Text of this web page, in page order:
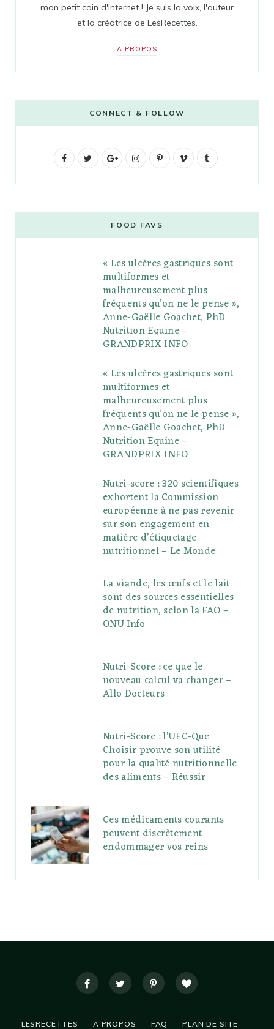
mon petit coin d'Internet ! Je suis la voix, l'auteur
et la créatrice de LesRecettes.
A PROPOS
CONNECT & FOLLOW
F
b
t
G
g
l
e
P
l
s
I
t
a
g
r
a
m
P
e
r
e
s
V
o
l
r
FOOD FAVS
« Les ulcères gastriques sont
multiformes et
malheureusement plus
fréquents qu’on ne le pense »,
Anne-Gaëlle Goachet, PhD
Nutrition Equine –
GRANDPRIX INFO
« Les ulcères gastriques sont
multiformes et
malheureusement plus
fréquents qu’on ne le pense »,
Anne-Gaëlle Goachet, PhD
Nutrition Equine –
GRANDPRIX INFO
Nutri-score : 320 scientifiques
exhortent la Commission
européenne à ne pas revenir
sur son engagement en
matière d’étiquetage
nutritionnel – Le Monde
La viande, les œufs et le lait
sont des sources essentielles
de nutrition, selon la FAO –
ONU Info
Nutri-Score : ce que le
nouveau calcul va changer –
Allo Docteurs
Nutri-Score : l’UFC-Que
Choisir prouve son utilité
pour la qualité nutritionnelle
des aliments – Réussir
Ces médicaments courants
peuvent discrètement
endommager vos reins
LESRECETTES A PROPOS FAQ PLAN DE SITE